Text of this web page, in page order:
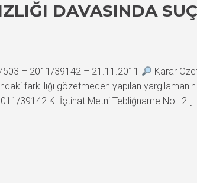
DAVASINDA
– 2011/39142 – 21.11.2011
Karar
farklılığı gözetmeden yapılan
39142 K. İçtihat Metni Tebliğname No : 2